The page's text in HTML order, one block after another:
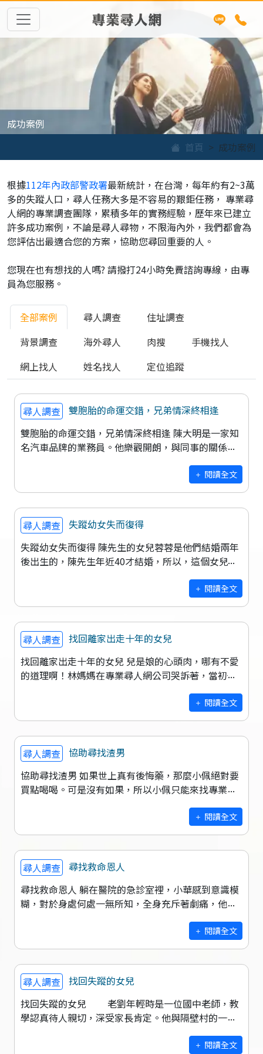
專業尋人網
成功案例
首頁
成功案例
根據112年內政部警政署最新統計，在台灣，每年約有2~3萬
多的失蹤人口，尋人任務大多是不容易的艱鉅任務， 專業尋
人網的專業調查團隊，累積多年的實務經驗，歷年來已建立
許多成功案例，不論是尋人尋物，不限海內外，我們都會為
您評估出最適合您的方案，協助您尋回重要的人。
您現在也有想找的人嗎? 請撥打24小時免費諮詢專線，由專
員為您服務。
全部案例 尋人調查
住址調查
背景調查
海外尋人 肉搜
手機找人
網上找人
姓名找人 定位追蹤
尋人調查 雙胞胎的命運交錯，兄弟情深終相逢
雙胞胎的命運交錯，兄弟情深終相逢 陳大明是一家知
名汽車品牌的業務員。他樂觀開朗，與同事的關係總
閱讀全文
尋人調查 失蹤幼女失而復得
失蹤幼女失而復得 陳先生的女兒蓉蓉是他們結婚兩年
後出生的，陳先生年近40才結婚，所以，這個女兒的
閱讀全文
尋人調查 找回離家出走十年的女兒
找回離家出走十年的女兒 兒是娘的心頭肉，哪有不愛
的道理啊！林媽媽在專業尋人網公司哭訴著，當初也
閱讀全文
尋人調查 協助尋找渣男
協助尋找渣男 如果世上真有後悔藥，那麼小佩絕對要
買點喝喝。可是沒有如果，所以小佩只能來找專業尋
閱讀全文
尋人調查 尋找救命恩人
尋找救命恩人 躺在醫院的急診室裡，小華感到意識模
糊，對於身處何處一無所知，全身充斥著劇痛，他不
閱讀全文
尋人調查 找回失蹤的女兒
找回失蹤的女兒 老劉年輕時是一位國中老師，教
學認真待人親切，深受家長肯定。他與隔壁村的一位
閱讀全文